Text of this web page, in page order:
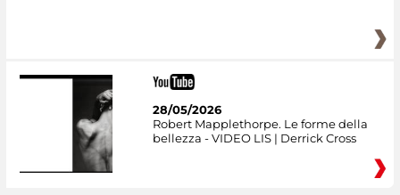
28/05/2026
Robert Mapplethorpe. Le forme della
bellezza - VIDEO LIS | Derrick Cross